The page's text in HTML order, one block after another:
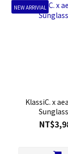
NEW ARRIVIAL
KlassiC. x